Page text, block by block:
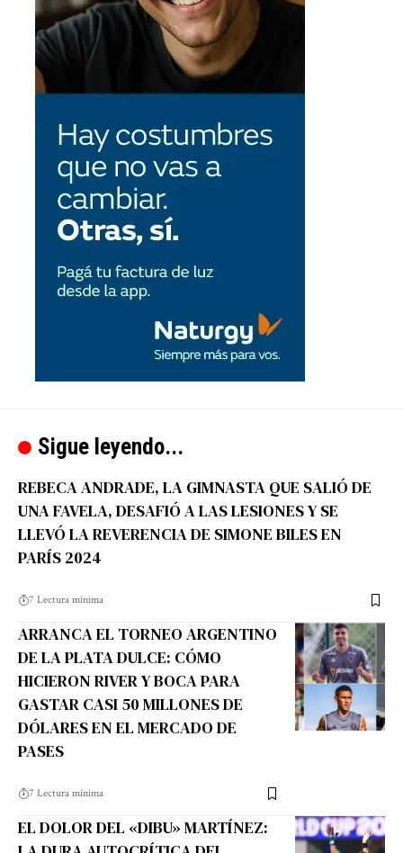
Sigue leyendo...
REBECA ANDRADE, LA GIMNASTA QUE SALIÓ DE
UNA FAVELA, DESAFIÓ A LAS LESIONES Y SE
LLEVÓ LA REVERENCIA DE SIMONE BILES EN
PARÍS 2024
7 Lectura mínima
ARRANCA EL TORNEO ARGENTINO
DE LA PLATA DULCE: CÓMO
HICIERON RIVER Y BOCA PARA
GASTAR CASI 50 MILLONES DE
DÓLARES EN EL MERCADO DE
PASES
7 Lectura mínima
EL DOLOR DEL «DIBU» MARTÍNEZ: